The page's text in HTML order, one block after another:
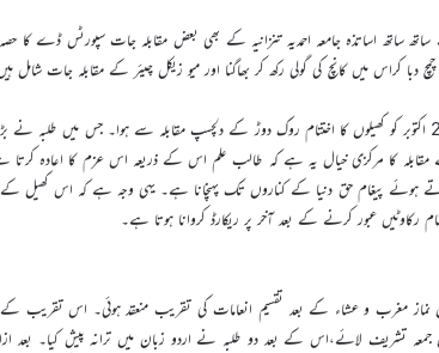
ساتھ اساتذہ جامعہ احمدیہ تنزانیہ کے بھی بعض مقابلہ جات سپورٹس ڈے کا
چمچ دبا کراس میں کانچ کی گولی رکھ کر بھاگنا اور میو زیکل چیئر کے مقابلہ جات شامل
مورخہ 21 اکتوبر کو کھیلوں کا اختتام روک دوڑ کے دلچسپ مقابلہ سے ہوا۔ جس
کا مرکزی خیال یہ ہے کہ طالب علم اس کے ذریعہ اس عزم کا اعادہ کرتا
ہوئے پیغام حق دنیا کے کناروں تک پہنچانا ہے۔ یہی وجہ ہے کہ اس کھیل کے
رکاوٹیں عبور کرنے کے بعد آخر پر ریکارڈ کروانا ہوتا ہے۔
نماز مغرب و عشاء کے بعد تقسیم انعامات کی تقریب منعقد ہوئی۔ اس
جمعہ تشریف لائے،اس کے بعد دو طلبہ نے اردو زبان میں ترانہ پیش کیا۔ بعد